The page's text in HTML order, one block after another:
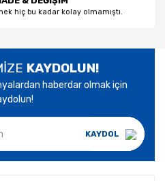
hiç bu kadar kolay olmamıştı.
KAYDOLUN!
haberdar olmak için
KAYDOL